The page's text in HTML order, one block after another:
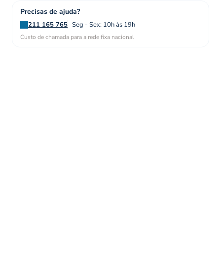
Precisas de ajuda?
211 165 765 Seg - Sex: 10h às 19h
Custo de chamada para a rede fixa nacional